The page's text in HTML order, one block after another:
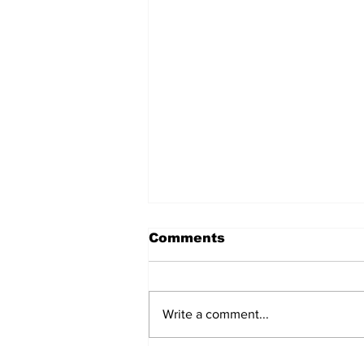
मंगोल और चीन का निर्माण
मंगोल और चीन का निर्माण शीर्षक चौंकाने
छोटा है। किस प्रकार मंगोल चीन के
नवनिर्माण का श्रेय ले सकते हैं, इस पर
Comments
Write a comment...